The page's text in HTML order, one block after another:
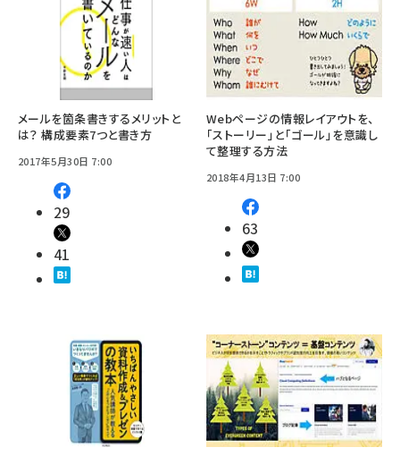
メールを箇条書きするメリットと
は？ 構成要素7つと書き方
2017年5月30日 7:00
29
41
Webページの情報レイアウトを、
「ストーリー」と「ゴール」を意識し
て整理する方法
2018年4月13日 7:00
63